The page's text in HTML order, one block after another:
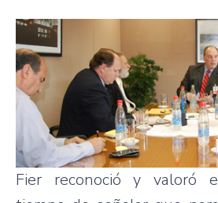
Fier reconoció y valoró